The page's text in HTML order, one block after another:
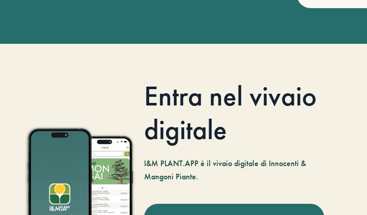
Entra nel vivaio
digitale
I&M PLANT.APP è il vivaio digitale di Innocenti &
Mangoni Piante.